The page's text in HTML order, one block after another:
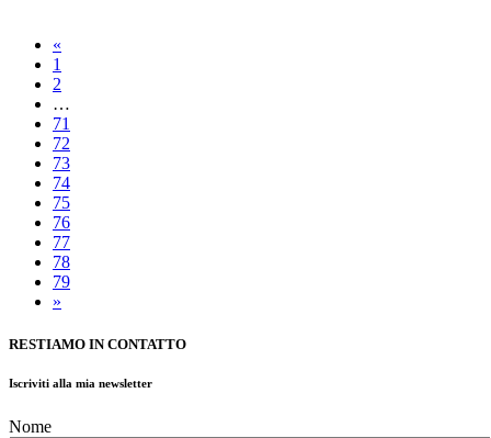
«
1
2
…
71
72
73
74
75
76
77
78
79
»
RESTIAMO IN CONTATTO
Iscriviti alla mia newsletter
Nome